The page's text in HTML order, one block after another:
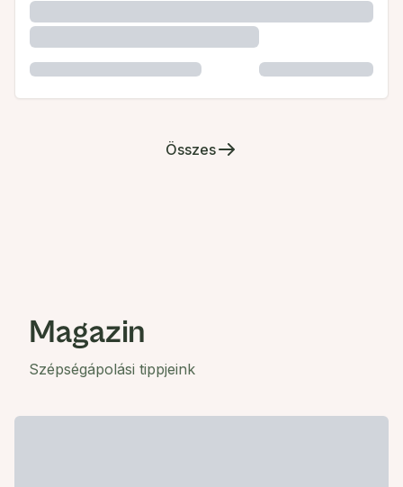
Összes
Magazin
Szépségápolási tippjeink